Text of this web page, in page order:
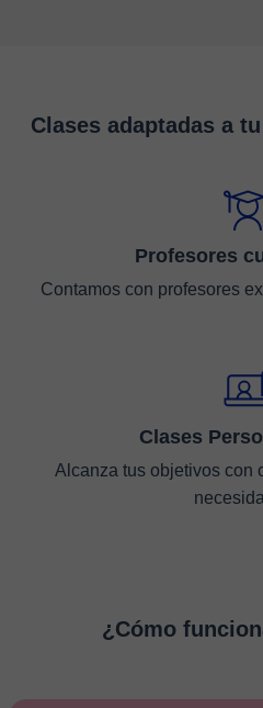
Clases adaptadas a
Profesores
Contamos con profesores
Clases
Alcanza tus objetivos con
¿Cómo